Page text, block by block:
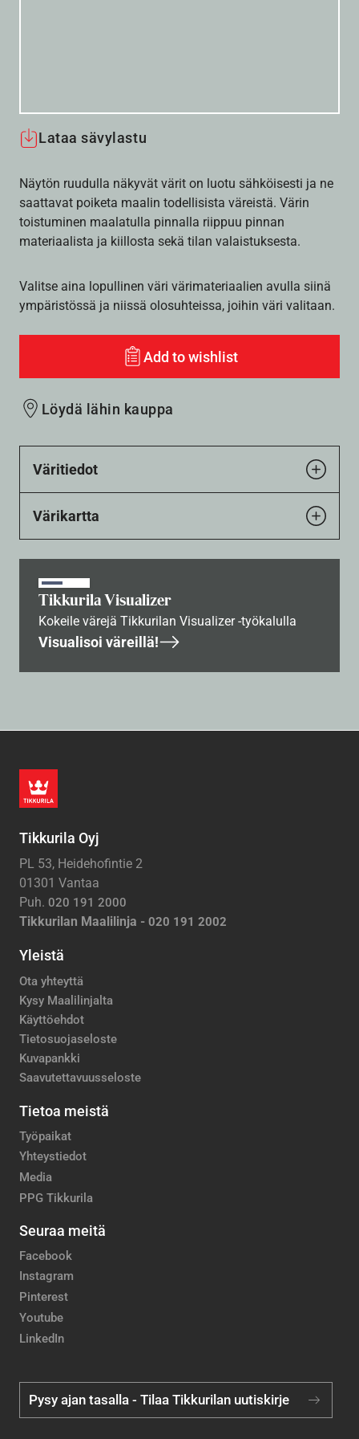
Lataa sävylastu
Näytön ruudulla näkyvät värit on luotu sähköisesti ja ne
saattavat poiketa maalin todellisista väreistä. Värin
toistuminen maalatulla pinnalla riippuu pinnan
materiaalista ja kiillosta sekä tilan valaistuksesta.
Valitse aina lopullinen väri värimateriaalien avulla siinä
ympäristössä ja niissä olosuhteissa, joihin väri valitaan.
Add to wishlist
Löydä lähin kauppa
Väritiedot
Värikartta
Tikkurila Visualizer
Kokeile värejä Tikkurilan Visualizer -työkalulla
Visualisoi väreillä!
Tikkurila Oyj
PL 53, Heidehofintie 2
01301 Vantaa
Puh. 020 191 2000
Tikkurilan Maalilinja - 020 191 2002
Yleistä
Ota yhteyttä
Kysy Maalilinjalta
Käyttöehdot
Tietosuojaseloste
Kuvapankki
Saavutettavuusseloste
Tietoa meistä
Työpaikat
Yhteystiedot
Media
PPG Tikkurila
Seuraa meitä
Facebook
Instagram
Pinterest
Youtube
LinkedIn
Pysy ajan tasalla - Tilaa Tikkurilan uutiskirje